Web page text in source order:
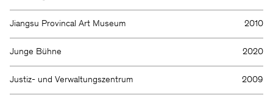
Jiangsu Provincal Art Museum 2010
Junge Bühne 2020
Justiz- und Verwaltungszentrum 2009